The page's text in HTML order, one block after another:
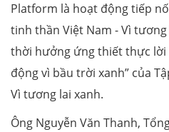
Platform là hoạt động tiếp
tinh thần Việt Nam - Vì tương
thời hưởng ứng thiết thực lời
động vì bầu trời xanh” của
Vì tương lai xanh.
Ông Nguyễn Văn Thanh,